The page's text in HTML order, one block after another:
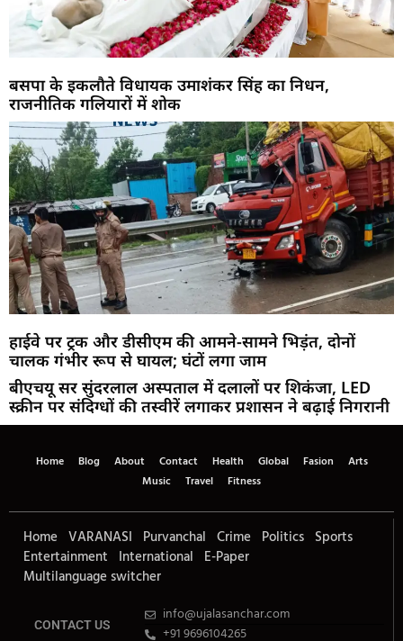
बसपा के इकलौते विधायक उमाशंकर सिंह का निधन,
राजनीतिक गलियारों में शोक
हाईवे पर ट्रक और डीसीएम की आमने-सामने भिड़ंत, दोनों
चालक गंभीर रूप से घायल; घंटों लगा जाम
बीएचयू सर सुंदरलाल अस्पताल में दलालों पर शिकंजा, LED
स्क्रीन पर संदिग्धों की तस्वीरें लगाकर प्रशासन ने बढ़ाई निगरानी
Home Blog About Contact Health Global Fasion
Arts
Music
Travel Fitness
Home VARANASI Purvanchal Crime Politics Sports
Entertainment International E-Paper
Multilanguage switcher
CONTACT US
info@ujalasanchar.com
+91 9696104265